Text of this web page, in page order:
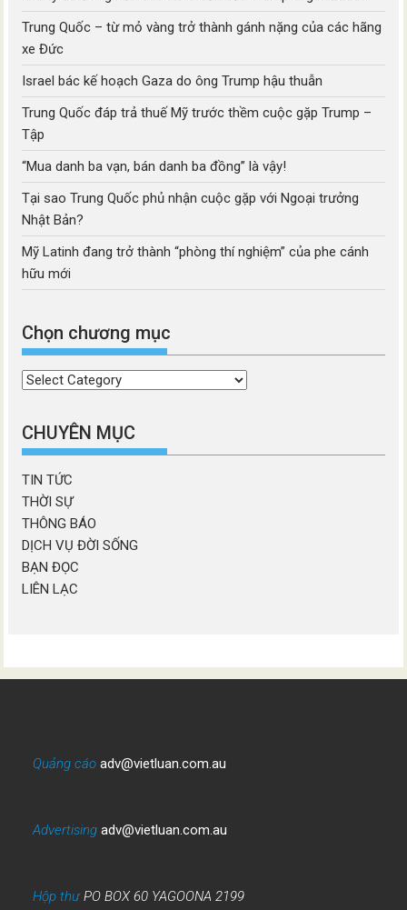
Trung Quốc – từ mỏ vàng trở thành gánh nặng của các hãng
xe Đức
Israel bác kế hoạch Gaza do ông Trump hậu thuẫn
Trung Quốc đáp trả thuế Mỹ trước thềm cuộc gặp Trump –
Tập
“Mua danh ba vạn, bán danh ba đồng” là vậy!
Tại sao Trung Quốc phủ nhận cuộc gặp với Ngoại trưởng
Nhật Bản?
Mỹ Latinh đang trở thành “phòng thí nghiệm” của phe cánh
hữu mới
Chọn chương mục
Chọn
mục
CHUYÊN MỤC
TIN TỨC
THỜI SỰ
THÔNG BÁO
DỊCH VỤ ĐỜI SỐNG
BẠN ĐỌC
LIÊN LẠC
Quảng cáo adv@vietluan.com.au
Advertising adv@vietluan.com.au
Hộp thưPO BOX 60 YAGOONA 2199